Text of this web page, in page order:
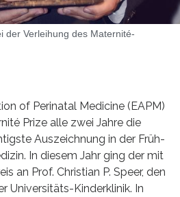
der Verleihung des Maternité-
of Perinatal Medicine (EAPM)
Prize alle zwei Jahre die
Auszeichnung in der Früh-
In diesem Jahr ging der mit
an Prof. Christian P. Speer, den
Universitäts-Kinderklinik. In